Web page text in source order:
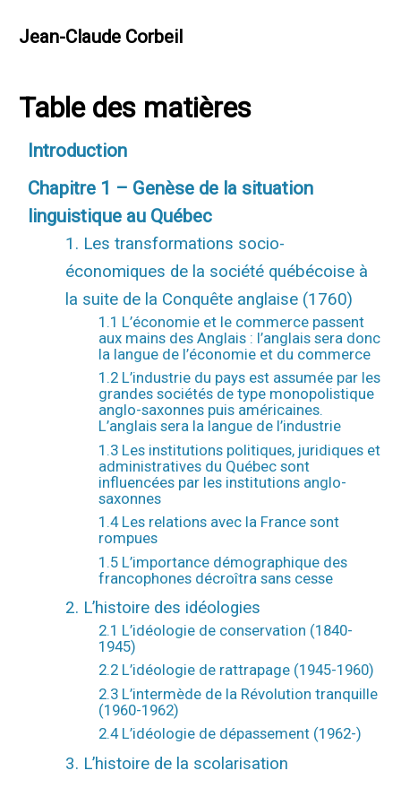
Jean-Claude Corbeil
Table des matières
Introduction
Chapitre 1 – Genèse de la situation
linguistique au Québec
1. Les transformations socio-
économiques de la société québécoise à
la suite de la Conquête anglaise (1760)
1.1 L’économie et le commerce passent
aux mains des Anglais : l’anglais sera donc
la langue de l’économie et du commerce
1.2 L’industrie du pays est assumée par les
grandes sociétés de type monopolistique
anglo-saxonnes puis américaines.
L’anglais sera la langue de l’industrie
1.3 Les institutions politiques, juridiques et
administratives du Québec sont
influencées par les institutions anglo-
saxonnes
1.4 Les relations avec la France sont
rompues
1.5 L’importance démographique des
francophones décroîtra sans cesse
2. L’histoire des idéologies
2.1 L’idéologie de conservation (1840-
1945)
2.2 L’idéologie de rattrapage (1945-1960)
2.3 L’intermède de la Révolution tranquille
(1960-1962)
2.4 L’idéologie de dépassement (1962-)
3. L’histoire de la scolarisation